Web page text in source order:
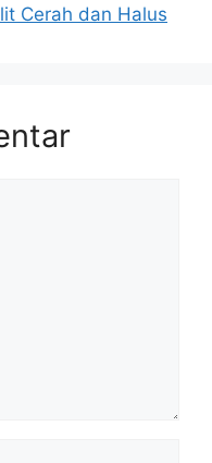
Cerah dan Halus